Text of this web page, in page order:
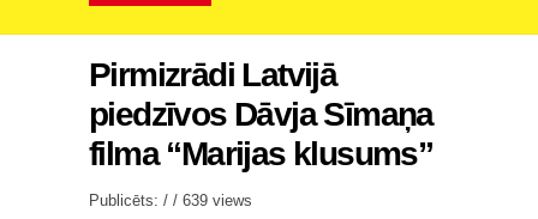
Pirmizrādi Latvijā
piedzīvos Dāvja Sīmaņa
filma “Marijas klusums”
Publicēts: / / 639 views